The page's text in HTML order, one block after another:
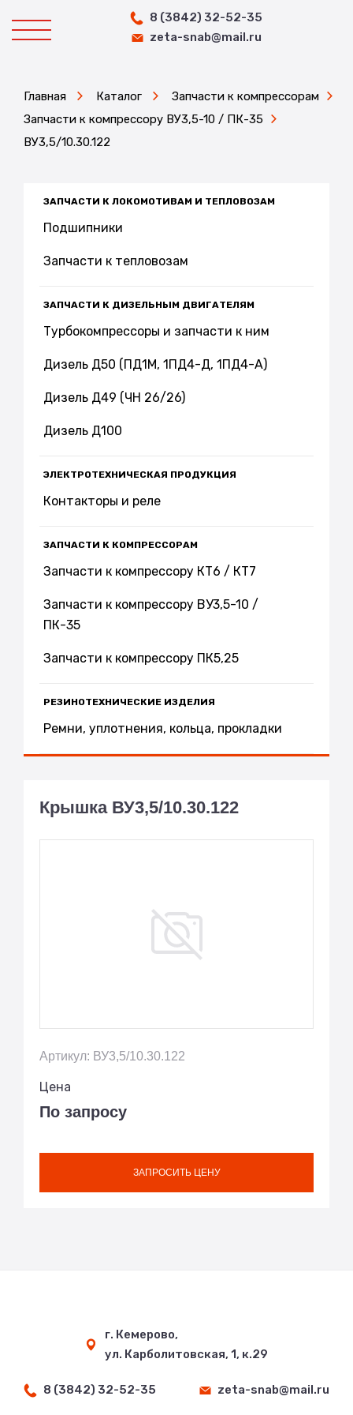
8 (3842) 32-52-35
zeta-snab@mail.ru
Главная Каталог
Запчасти к компрессорам
Запчасти к компрессору ВУ3,5-10 / ПК-35
ВУ3,5/10.30.122
ЗАПЧАСТИ К ЛОКОМОТИВАМ И ТЕПЛОВОЗАМ
Подшипники
Запчасти к тепловозам
ЗАПЧАСТИ К ДИЗЕЛЬНЫМ ДВИГАТЕЛЯМ
Турбокомпрессоры и запчасти к ним
Дизель Д50 (ПД1М, 1ПД4-Д, 1ПД4-А)
Дизель Д49 (ЧН 26/26)
Дизель Д100
ЭЛЕКТРОТЕХНИЧЕСКАЯ ПРОДУКЦИЯ
Контакторы и реле
ЗАПЧАСТИ К КОМПРЕССОРАМ
Запчасти к компрессору КТ6 / КТ7
Запчасти к компрессору ВУ3,5-10 /
ПК-35
Запчасти к компрессору ПК5,25
РЕЗИНОТЕХНИЧЕСКИЕ ИЗДЕЛИЯ
Ремни, уплотнения, кольца, прокладки
Крышка ВУ3,5/10.30.122
Артикул: ВУ3,5/10.30.122
Цена
По запросу
ЗАПРОСИТЬ ЦЕНУ
г. Кемерово,
ул. Карболитовская, 1, к.29
8 (3842) 32-52-35 zeta-snab@mail.ru